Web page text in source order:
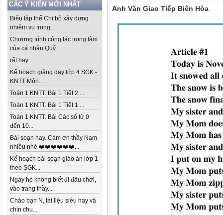
CÁC Ý KIẾN MỚI NHẤT
Biểu tập thể Chi bộ xây dựng
nhiệm vụ trọng...
Chương trình công tác trọng tâm
của cá nhân Quý...
rất hay...
Kế hoạch giảng dạy lớp 4 SGK -
KNTT Môn...
Toán 1 KNTT. Bài 1 Tiết 2....
Toán 1 KNTT. Bài 1 Tiết 1....
Toán 1 KNTT. Bài Các số từ 0
đến 10...
Bài soạn hay. Cảm ơn thầy Nam
nhiều nhé ❤️❤️❤️❤️❤️❤️...
Kế hoạch bài soạn giáo án lớp 1
theo SGK...
Ngày hè không biết đi đâu chơi,
vào trang thầy...
Chào bạn N, tài liệu siêu hay và
chỉn chu...
Anh Văn Giao Tiếp Biên Hòa